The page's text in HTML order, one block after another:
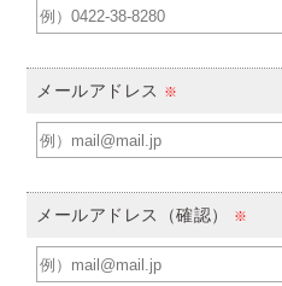
メールアドレス ※
メールアドレス（確認） ※